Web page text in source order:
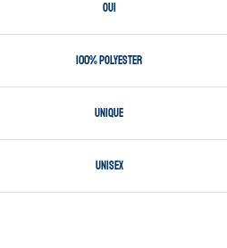
Oui
100% polyester
Unique
Unisex